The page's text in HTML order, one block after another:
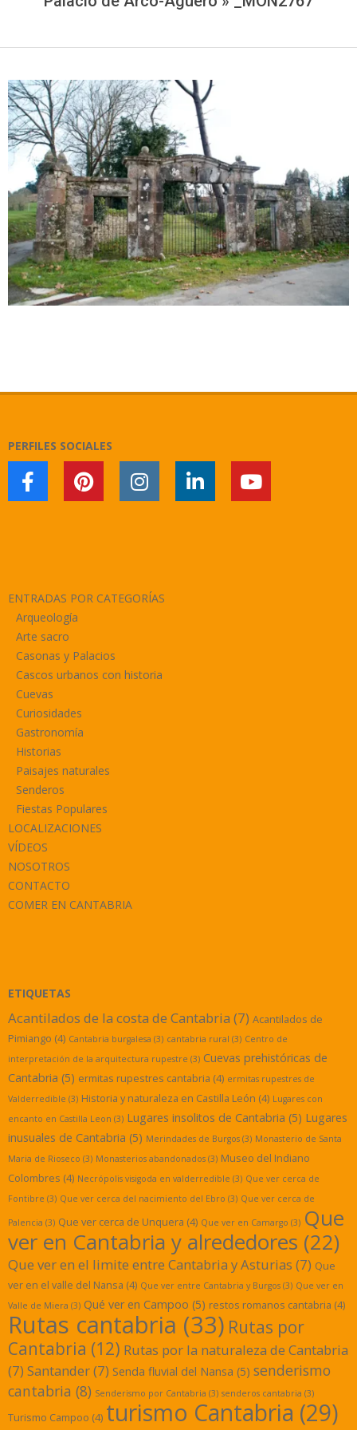
PERFILES SOCIALES
ENTRADAS POR CATEGORÍAS
Arqueología
Arte sacro
Casonas y Palacios
Cascos urbanos con historia
Cuevas
Curiosidades
Gastronomía
Historias
Paisajes naturales
Senderos
Fiestas Populares
LOCALIZACIONES
VÍDEOS
NOSOTROS
CONTACTO
COMER EN CANTABRIA
ETIQUETAS
Acantilados de la costa de Cantabria (7) Acantilados de
Pimiango (4) Cantabria burgalesa (3) cantabria rural (3) Centro de
interpretación de la arquitectura rupestre (3) Cuevas prehistóricas de
Cantabria (5) ermitas rupestres cantabria (4) ermitas rupestres de
Valderredible (3) Historia y naturaleza en Castilla León (4) Lugares con
encanto en Castilla Leon (3) Lugares insolitos de Cantabria (5) Lugares
inusuales de Cantabria (5) Merindades de Burgos (3) Monasterio de Santa
Maria de Rioseco (3) Monasterios abandonados (3) Museo del Indiano
Colombres (4) Necrópolis visigoda en valderredible (3) Que ver cerca de
Fontibre (3) Que ver cerca del nacimiento del Ebro (3) Que ver cerca de
Palencia (3) Que ver cerca de Unquera (4) Que ver en Camargo (3) Que
ver en Cantabria y alrededores (22)
Que ver en el limite entre Cantabria y Asturias (7) Que
ver en el valle del Nansa (4) Que ver entre Cantabria y Burgos (3) Que ver en
Valle de Miera (3) Qué ver en Campoo (5) restos romanos cantabria (4)
Rutas cantabria (33) Rutas por
Cantabria (12) Rutas por la naturaleza de Cantabria
(7) Santander(7) Senda fluvial del Nansa (5) senderismo
cantabria (8) Senderismo por Cantabria (3) senderos cantabria (3)
Turismo Campoo (4) turismo Cantabria (29)